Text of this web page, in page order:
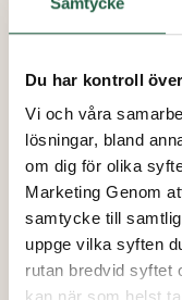
Du har kontroll
Vi och våra
lösningar, bland
om dig för olika
Marketing Genom
samtycke till
uppge vilka syften
rutan bredvid syftet
Dimbar och
Timer för
Med Sirius 120 W
hjälper dig lyckas
Från
859 kr